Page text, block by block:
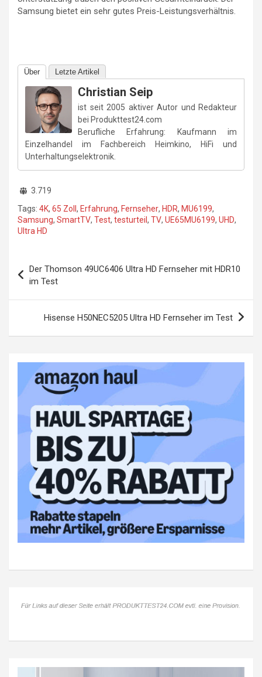
Samsung bietet ein sehr gutes Preis-Leistungsverhältnis.
Über Letzte Artikel
Christian Seip
ist seit 2005 aktiver Autor und Redakteur
bei Produkttest24.com
Berufliche Erfahrung: Kaufmann im
Einzelhandel im Fachbereich Heimkino, HiFi und
Unterhaltungselektronik.
3.719
Tags: 4K, 65 Zoll , Erfahrung, Fernseher, HDR, MU6199,
Samsung, SmartTV, Test, testurteil , TV, UE65MU6199, UHD,
Ultra HD
Der Thomson 49UC6406 Ultra HD Fernseher mit HDR10
im Test
Hisense H50NEC5205 Ultra HD Fernseher im Test